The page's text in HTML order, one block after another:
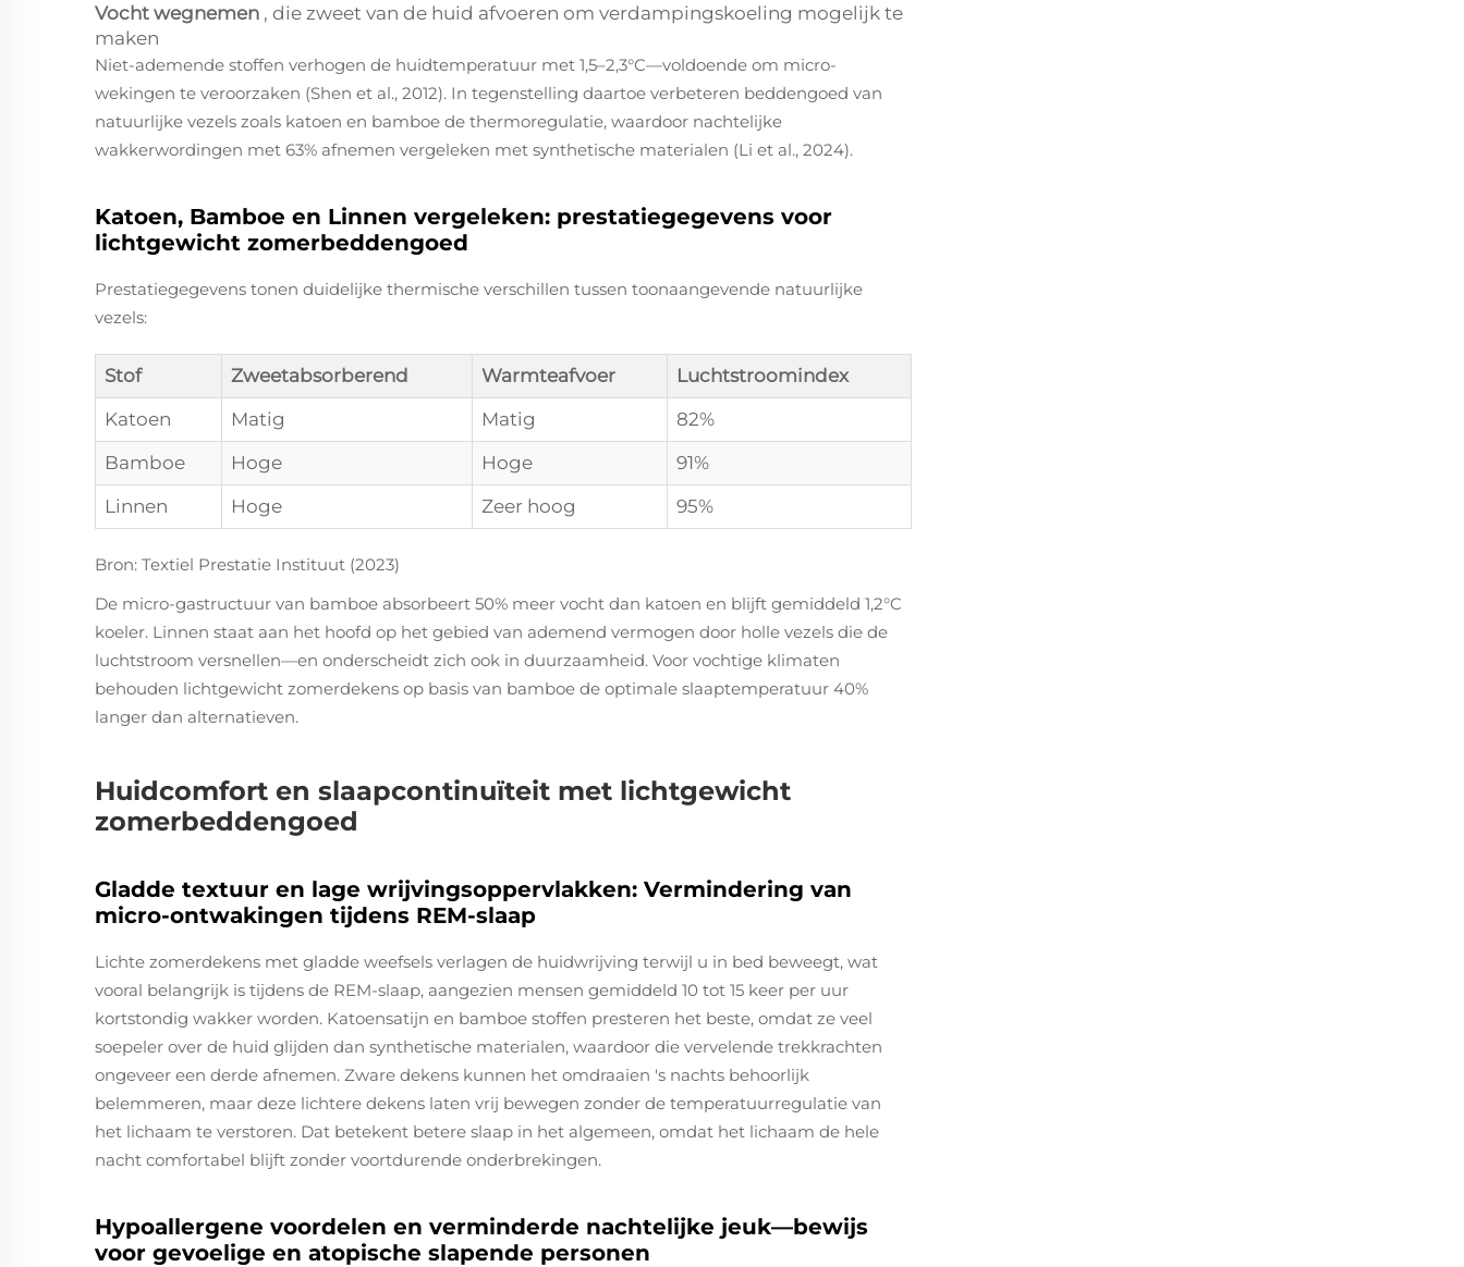
Vocht wegnemen , die zweet van de huid afvoeren om verdampingskoeling mogelijk te
maken
Niet-ademende stoffen verhogen de huidtemperatuur met 1,5–2,3°C—voldoende om micro-
wekingen te veroorzaken (Shen et al., 2012). In tegenstelling daartoe verbeteren beddengoed van
natuurlijke vezels zoals katoen en bamboe de thermoregulatie, waardoor nachtelijke
wakkerwordingen met 63% afnemen vergeleken met synthetische materialen (Li et al., 2024).
Katoen, Bamboe en Linnen vergeleken: prestatiegegevens voor
lichtgewicht zomerbeddengoed
Prestatiegegevens tonen duidelijke thermische verschillen tussen toonaangevende natuurlijke
vezels:
Stof Zweetabsorberend Warmteafvoer
Luchtstroomindex
Katoen
Matig Matig
82%
Bamboe
Hoge Hoge
91%
Linnen
Hoge Zeer hoog 95%
Bron: Textiel Prestatie Instituut (2023)
De micro-gastructuur van bamboe absorbeert 50% meer vocht dan katoen en blijft gemiddeld 1,2°C
koeler. Linnen staat aan het hoofd op het gebied van ademend vermogen door holle vezels die de
luchtstroom versnellen—en onderscheidt zich ook in duurzaamheid. Voor vochtige klimaten
behouden lichtgewicht zomerdekens op basis van bamboe de optimale slaaptemperatuur 40%
langer dan alternatieven.
Huidcomfort en slaapcontinuïteit met lichtgewicht
zomerbeddengoed
Gladde textuur en lage wrijvingsoppervlakken: Vermindering van
micro-ontwakingen tijdens REM-slaap
Lichte zomerdekens met gladde weefsels verlagen de huidwrijving terwijl u in bed beweegt, wat
vooral belangrijk is tijdens de REM-slaap, aangezien mensen gemiddeld 10 tot 15 keer per uur
kortstondig wakker worden. Katoensatijn en bamboe stoffen presteren het beste, omdat ze veel
soepeler over de huid glijden dan synthetische materialen, waardoor die vervelende trekkrachten
ongeveer een derde afnemen. Zware dekens kunnen het omdraaien 's nachts behoorlijk
belemmeren, maar deze lichtere dekens laten vrij bewegen zonder de temperatuurregulatie van
het lichaam te verstoren. Dat betekent betere slaap in het algemeen, omdat het lichaam de hele
nacht comfortabel blijft zonder voortdurende onderbrekingen.
Hypoallergene voordelen en verminderde nachtelijke jeuk—bewijs
voor gevoelige en atopische slapende personen